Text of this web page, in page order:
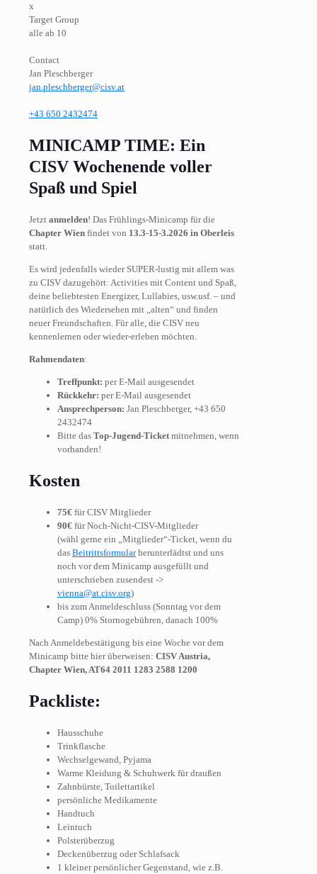
x
Target Group
alle ab 10
Contact
Jan Pleschberger
jan.pleschberger@cisv.at
+43 650 2432474
MINICAMP TIME: Ein
CISV Wochenende voller
Spaß und Spiel
Jetzt anmelden! Das Frühlings-Minicamp für die
Chapter Wien findet von 13.3-15-3.2026 in Oberleis
statt.
Es wird jedenfalls wieder SUPER-lustig mit allem was
zu CISV dazugehört: Activities mit Content und Spaß,
deine beliebtesten Energizer, Lullabies, usw.usf. – und
natürlich des Wiedersehen mit „alten“ und finden
neuer Freundschaften. Für alle, die CISV neu
kennenlernen oder wieder-erleben möchten.
Rahmendaten:
Treffpunkt: per E-Mail ausgesendet
Rückkehr: per E-Mail ausgesendet
Ansprechperson: Jan Pleschberger, +43 650
2432474
Bitte das Top-Jugend-Ticketmitnehmen, wenn
vorhanden!
Kosten
75€ für CISV Mitglieder
90€ für Noch-Nicht-CISV-Mitglieder
(wähl gerne ein „Mitglieder“-Ticket, wenn du
das Beitrittsformularherunterlädtst und uns
noch vor dem Minicamp ausgefüllt und
unterschrieben zusendest ->
vienna@at.cisv.org)
bis zum Anmeldeschluss (Sonntag vor dem
Camp) 0% Stornogebühren, danach 100%
Nach Anmeldebestätigung bis eine Woche vor dem
Minicamp bitte hier überweisen: CISV Austria,
Chapter Wien, AT64 2011 1283 2588 1200
Packliste:
Hausschuhe
Trinkflasche
Wechselgewand, Pyjama
Warme Kleidung & Schuhwerk für draußen
Zahnbürste, Toilettartikel
persönliche Medikamente
Handtuch
Leintuch
Polsterüberzug
Deckenüberzug oder Schlafsack
1 kleiner persönlicher Gegenstand, wie z.B.